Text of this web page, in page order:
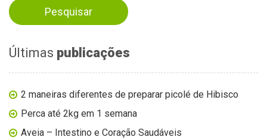
Últimas publicações
2 maneiras diferentes de preparar picolé de Hibisco
Perca até 2kg em 1 semana
Aveia – Intestino e Coração Saudáveis